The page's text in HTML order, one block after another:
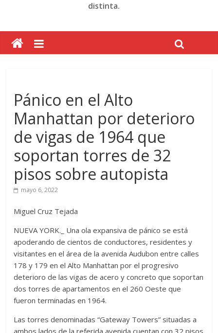
distinta.
Pánico en el Alto
Manhattan por deterioro
de vigas de 1964 que
soportan torres de 32
pisos sobre autopista
mayo 6, 2022
Miguel Cruz Tejada
NUEVA YORK._ Una ola expansiva de pánico se está
apoderando de cientos de conductores, residentes y
visitantes en el área de la avenida Audubon entre calles
178 y 179 en el Alto Manhattan por el progresivo
deterioro de las vigas de acero y concreto que soportan
dos torres de apartamentos en el 260 Oeste que
fueron terminadas en 1964.
Las torres denominadas “Gateway Towers” situadas a
ambos lados de la referida avenida cuentan con 32 pisos